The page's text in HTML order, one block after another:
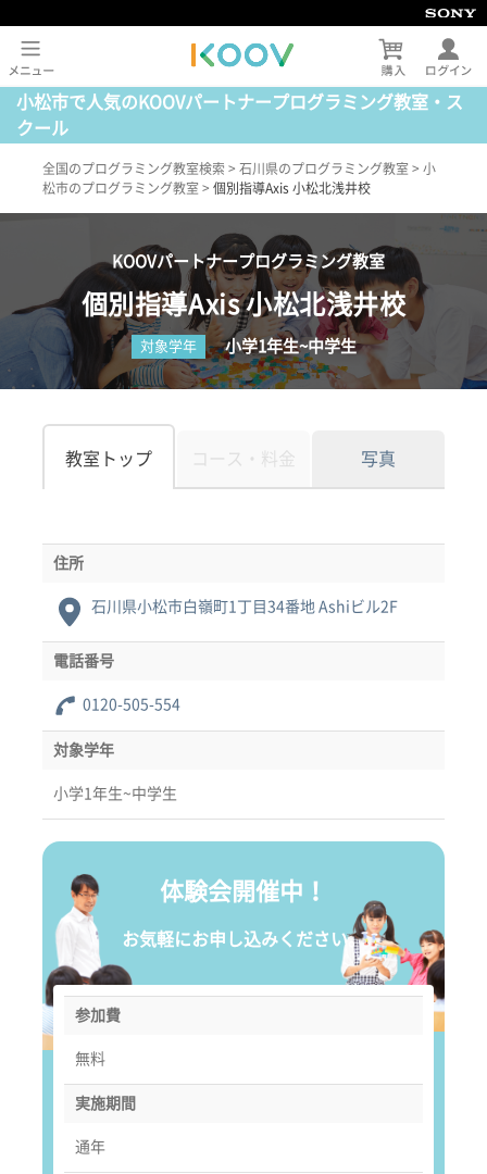
小松市で人気のKOOVパートナープログラミング教室・ス
クール
全国のプログラミング教室検索 > 石川県のプログラミング教室 > 小
松市のプログラミング教室 > 個別指導Axis 小松北浅井校
KOOVパートナープログラミング教室
個別指導Axis 小松北浅井校
対象学年 小学1年生~中学生
教室トップ コース・料金 写真
住所
石川県小松市白嶺町1丁目34番地 Ashiビル2F
電話番号
0120-505-554
対象学年
小学1年生~中学生
体験会開催中！
お気軽にお申し込みください。
参加費
無料
実施期間
通年